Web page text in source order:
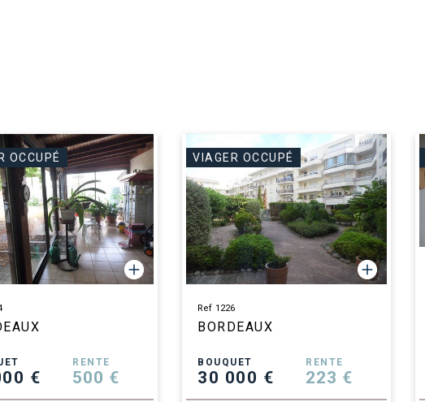
OCCUPÉ
€
RENTE
500 €
VIAGER OCCUPÉ
Ref 1226
BORDEAUX
BOUQUET
30 000 €
RENTE
223 €